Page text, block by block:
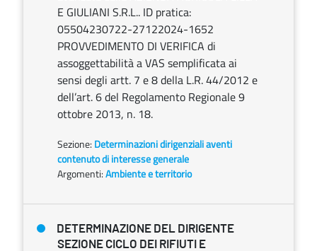
E GIULIANI S.R.L.. ID pratica:
05504230722-27122024-1652
PROVVEDIMENTO DI VERIFICA di
assoggettabilità a VAS semplificata ai
sensi degli artt. 7 e 8 della L.R. 44/2012 e
dell’art. 6 del Regolamento Regionale 9
ottobre 2013, n. 18.
Sezione: Determinazioni dirigenziali aventi
contenuto di interesse generale
Argomenti:Ambiente e territorio
DETERMINAZIONE DEL DIRIGENTE
SEZIONE CICLO DEI RIFIUTI E